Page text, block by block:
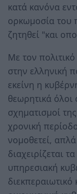
κατά κανόνα
ορκωμοσία του
ζητηθεί "και
Με τον
στην ελληνική
εκείνη η
θεωρητικά όλοι
σχηματισμοί
χρονική
νομοθετεί, απλά
διαχειρίζεται
υπηρεσιακή